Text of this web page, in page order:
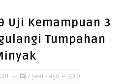
Uji Kemampuan 3
Tumpahan
7 years ago 0